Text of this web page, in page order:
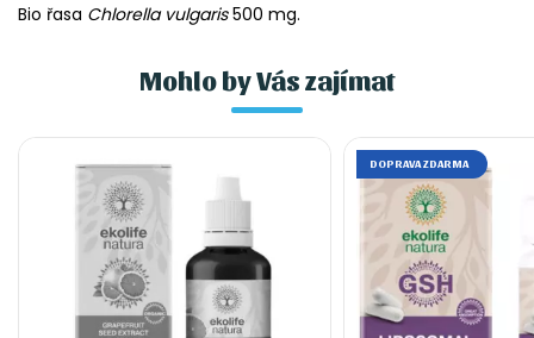
Bio řasa Chlorella vulgaris500 mg.
Mohlo by Vás zajímat
DOPRAVA ZDARMA